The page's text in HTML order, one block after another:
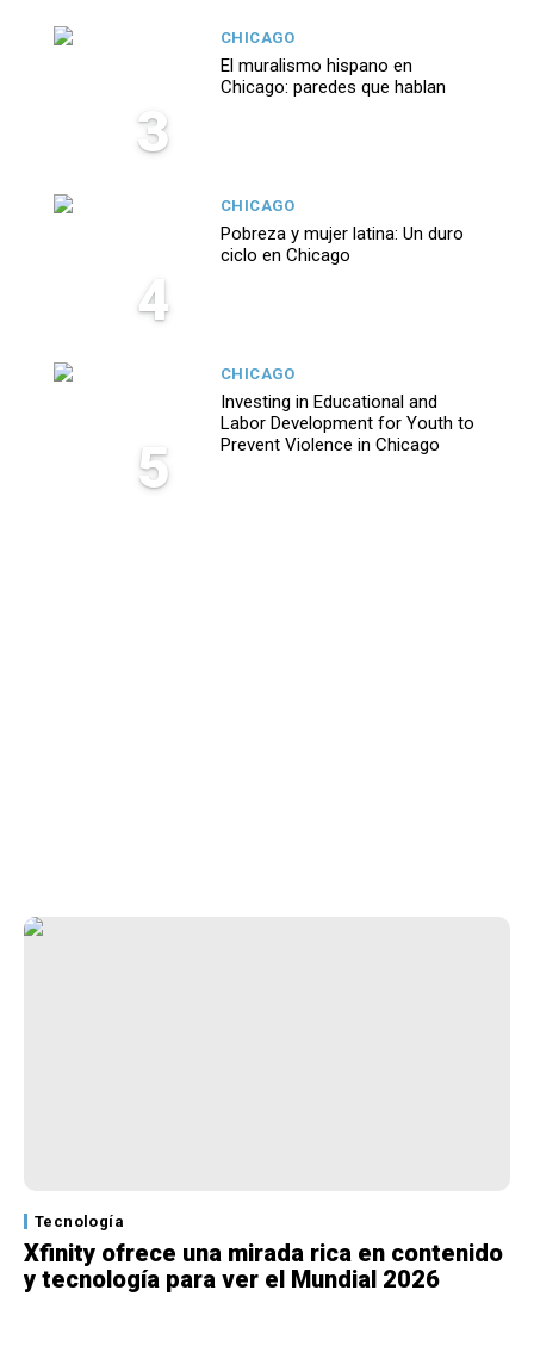
3
CHICAGO
El muralismo hispano en
Chicago: paredes que hablan
4
CHICAGO
Pobreza y mujer latina: Un duro
ciclo en Chicago
5
CHICAGO
Investing in Educational and
Labor Development for Youth to
Prevent Violence in Chicago
Tecnología
Xfinity ofrece una mirada rica en contenido
y tecnología para ver el Mundial 2026